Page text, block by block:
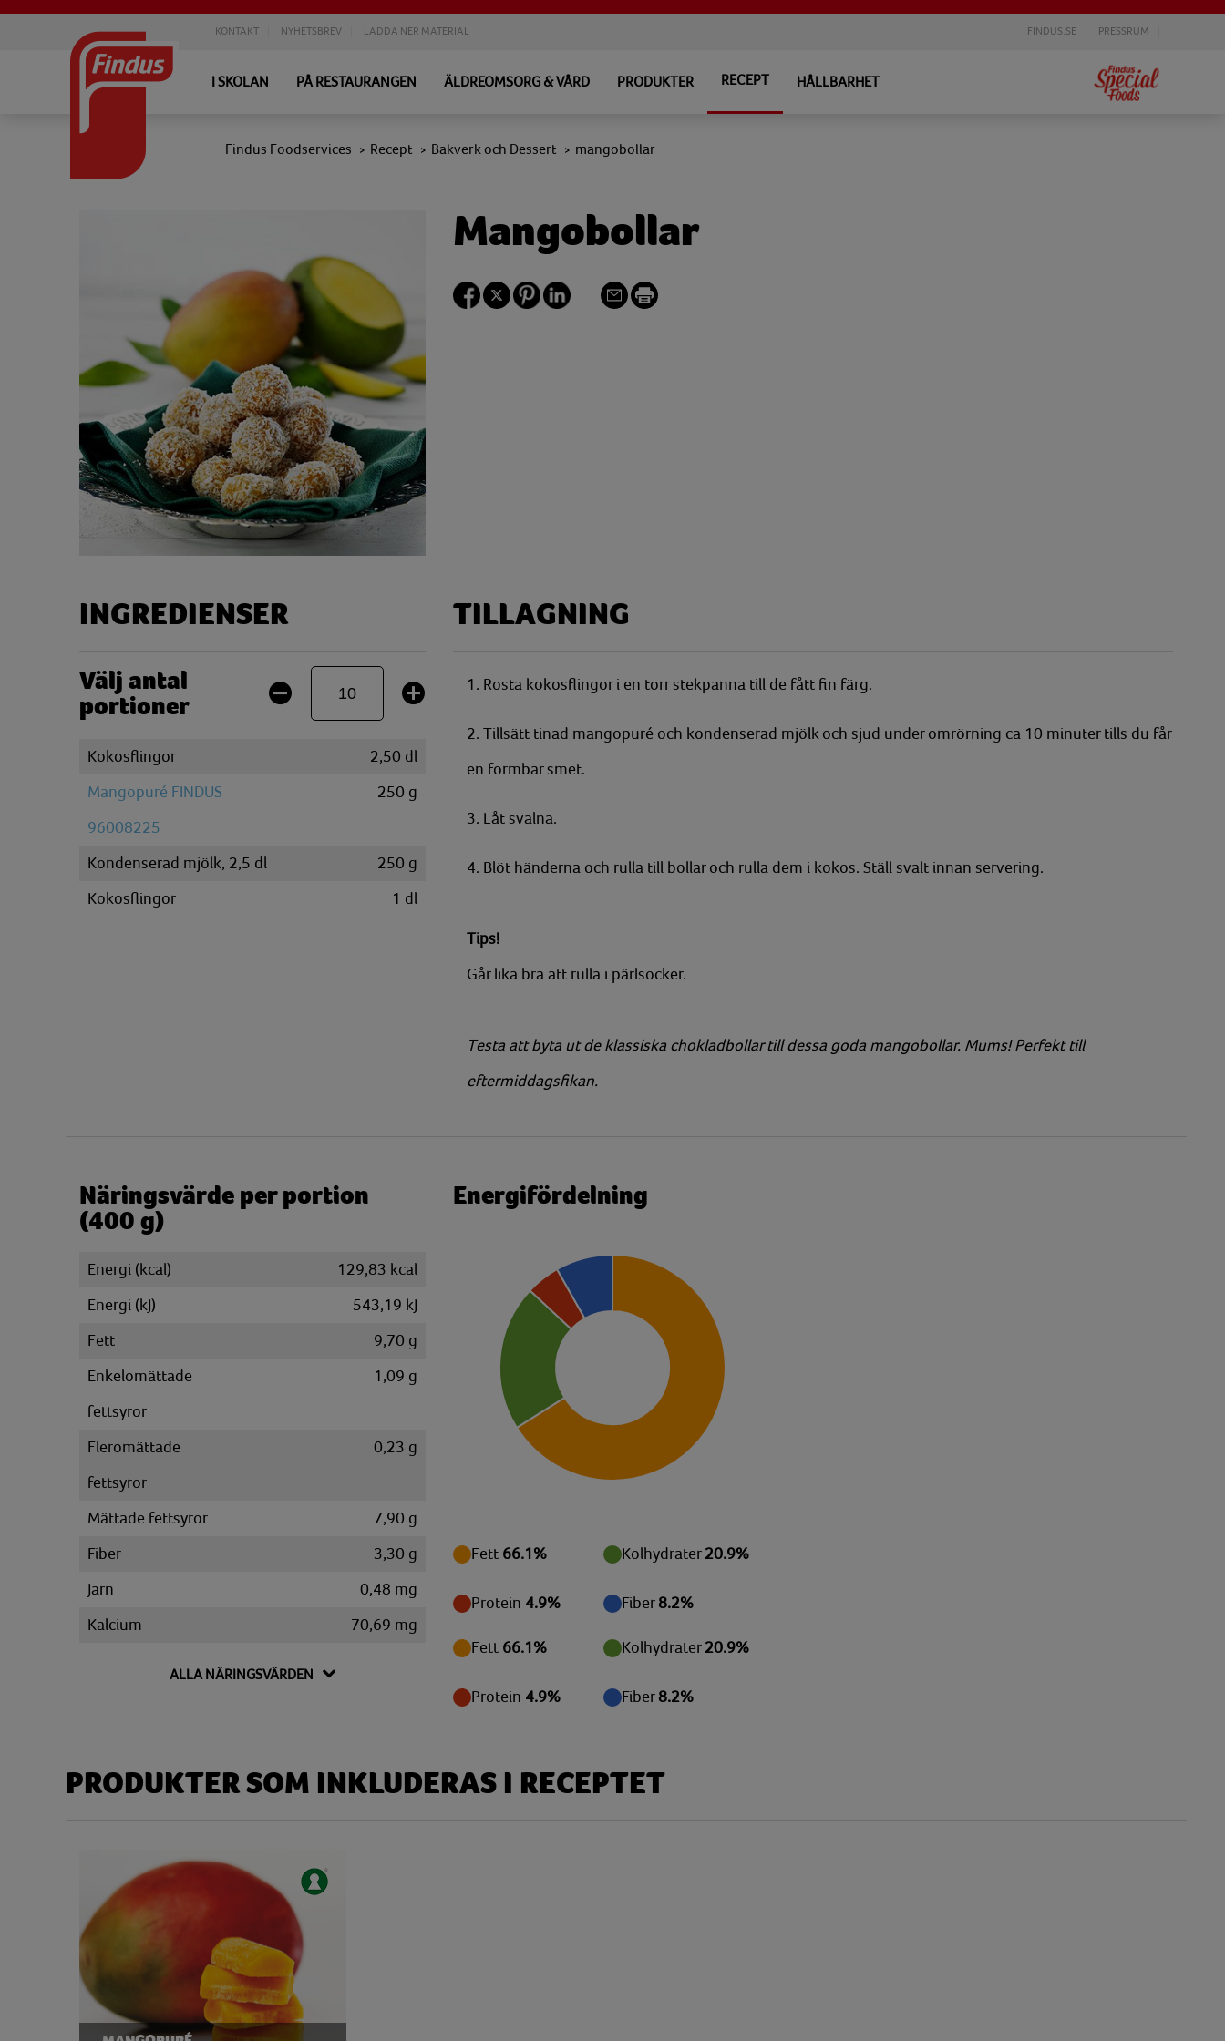
KONTAKT NYHETSBREV LADDA NER MATERIAL FINDUS.SE PRESSRUM
I SKOLAN PÅ RESTAURANGEN ÄLDREOMSORG & VÅRD PRODUKTER RECEPT HÅLLBARHET
Findus Foodservices > Recept > Bakverk och Dessert > mangobollar
Mangobollar
INGREDIENSER
Välj antal
portioner
Kokosflingor 2,50 dl
Mangopuré FINDUS
96008225
250 g
Kondenserad mjölk, 2,5 dl 250 g
Kokosflingor
1 dl
TILLAGNING
1. Rosta kokosflingor i en torr stekpanna till de fått fin färg.
2. Tillsätt tinad mangopuré och kondenserad mjölk och sjud under omrörning ca 10 minuter tills du får
en formbar smet.
3. Låt svalna.
4. Blöt händerna och rulla till bollar och rulla dem i kokos. Ställ svalt innan servering.
Tips!
Går lika bra att rulla i pärlsocker.
Testa att byta ut de klassiska chokladbollar till dessa goda mangobollar. Mums! Perfekt till
eftermiddagsfikan.
Näringsvärde per portion
(400 g)
Energi (kcal)
129,83 kcal
Energi (kJ)
543,19 kJ
Fett
9,70 g
Enkelomättade
fettsyror
1,09 g
Fleromättade
fettsyror
0,23 g
Mättade fettsyror
7,90 g
Fiber
3,30 g
Järn
0,48 mg
Kalcium
70,69 mg
Magnesium
Natrium
Riboflavin
ALLA NÄRINGSVÄRDEN
Energifördelning
Fett 66.1% Kolhydrater 20.9%
Protein 4.9% Fiber 8.2%
Fett 66.1% Kolhydrater 20.9%
Protein 4.9% Fiber 8.2%
PRODUKTER SOM INKLUDERAS I RECEPTET